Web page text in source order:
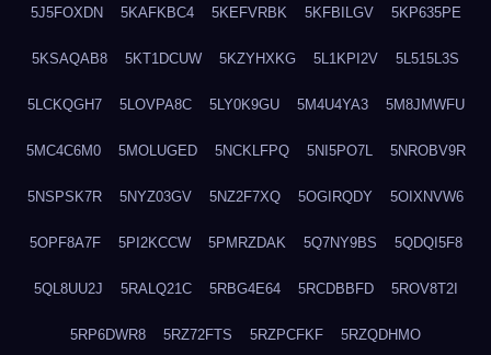
5J5FOXDN 5KAFKBC4 5KEFVRBK 5KFBILGV 5KP635PE
5KSAQAB8 5KT1DCUW 5KZYHXKG 5L1KPI2V 5L515L3S
5LCKQGH7 5LOVPA8C 5LY0K9GU 5M4U4YA3 5M8JMWFU
5MC4C6M0 5MOLUGED 5NCKLFPQ 5NI5PO7L 5NROBV9R
5NSPSK7R 5NYZ03GV 5NZ2F7XQ 5OGIRQDY 5OIXNVW6
5OPF8A7F 5PI2KCCW 5PMRZDAK 5Q7NY9BS 5QDQI5F8
5QL8UU2J 5RALQ21C 5RBG4E64 5RCDBBFD 5ROV8T2I
5RP6DWR8 5RZ72FTS 5RZPCFKF 5RZQDHMO